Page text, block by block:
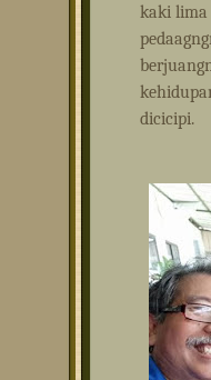
kaki lima
dicicipi.